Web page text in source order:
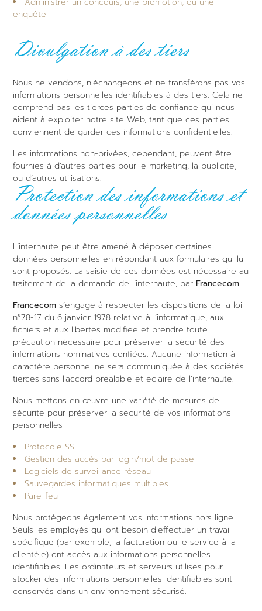
enquête
Divulgation à des tiers
Nous ne vendons, n’échangeons et ne transférons pas vos
informations personnelles identifiables à des tiers. Cela ne
comprend pas les tierces parties de confiance qui nous
aident à exploiter notre site Web, tant que ces parties
conviennent de garder ces informations confidentielles.
Les informations non-privées, cependant, peuvent être
fournies à d’autres parties pour le marketing, la publicité,
ou d’autres utilisations.
Protection des informations et
données personnelles
L’internaute peut être amené à déposer certaines
données personnelles en répondant aux formulaires qui lui
sont proposés. La saisie de ces données est nécessaire au
traitement de la demande de l’internaute, par Francecom.
Francecom s’engage à respecter les dispositions de la loi
n°78-17 du 6 janvier 1978 relative à l’informatique, aux
fichiers et aux libertés modifiée et prendre toute
précaution nécessaire pour préserver la sécurité des
informations nominatives confiées. Aucune information à
caractère personnel ne sera communiquée à des sociétés
tierces sans l’accord préalable et éclairé de l’internaute.
Nous mettons en œuvre une variété de mesures de
sécurité pour préserver la sécurité de vos informations
personnelles :
Protocole SSL
Gestion des accès par login/mot de passe
Logiciels de surveillance réseau
Sauvegardes informatiques multiples
Pare-feu
Nous protégeons également vos informations hors ligne.
Seuls les employés qui ont besoin d’effectuer un travail
spécifique (par exemple, la facturation ou le service à la
clientèle) ont accès aux informations personnelles
identifiables. Les ordinateurs et serveurs utilisés pour
stocker des informations personnelles identifiables sont
conservés dans un environnement sécurisé.